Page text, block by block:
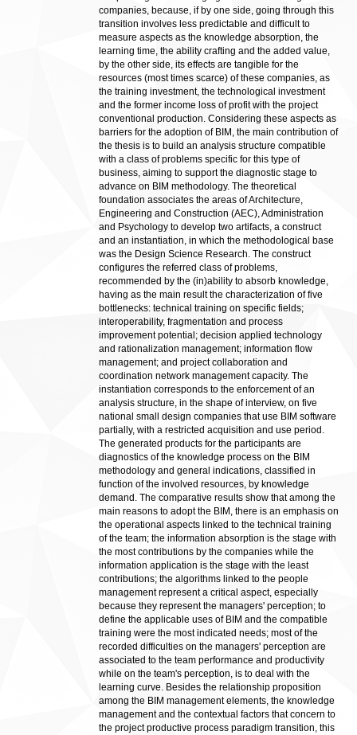
companies, because, if by one side, going through this
transition involves less predictable and difficult to
measure aspects as the knowledge absorption, the
learning time, the ability crafting and the added value,
by the other side, its effects are tangible for the
resources (most times scarce) of these companies, as
the training investment, the technological investment
and the former income loss of profit with the project
conventional production. Considering these aspects as
barriers for the adoption of BIM, the main contribution of
the thesis is to build an analysis structure compatible
with a class of problems specific for this type of
business, aiming to support the diagnostic stage to
advance on BIM methodology. The theoretical
foundation associates the areas of Architecture,
Engineering and Construction (AEC), Administration
and Psychology to develop two artifacts, a construct
and an instantiation, in which the methodological base
was the Design Science Research. The construct
configures the referred class of problems,
recommended by the (in)ability to absorb knowledge,
having as the main result the characterization of five
bottlenecks: technical training on specific fields;
interoperability, fragmentation and process
improvement potential; decision applied technology
and rationalization management; information flow
management; and project collaboration and
coordination network management capacity. The
instantiation corresponds to the enforcement of an
analysis structure, in the shape of interview, on five
national small design companies that use BIM software
partially, with a restricted acquisition and use period.
The generated products for the participants are
diagnostics of the knowledge process on the BIM
methodology and general indications, classified in
function of the involved resources, by knowledge
demand. The comparative results show that among the
main reasons to adopt the BIM, there is an emphasis on
the operational aspects linked to the technical training
of the team; the information absorption is the stage with
the most contributions by the companies while the
information application is the stage with the least
contributions; the algorithms linked to the people
management represent a critical aspect, especially
because they represent the managers' perception; to
define the applicable uses of BIM and the compatible
training were the most indicated needs; most of the
recorded difficulties on the managers' perception are
associated to the team performance and productivity
while on the team's perception, is to deal with the
learning curve. Besides the relationship proposition
among the BIM management elements, the knowledge
management and the contextual factors that concern to
the project productive process paradigm transition, this